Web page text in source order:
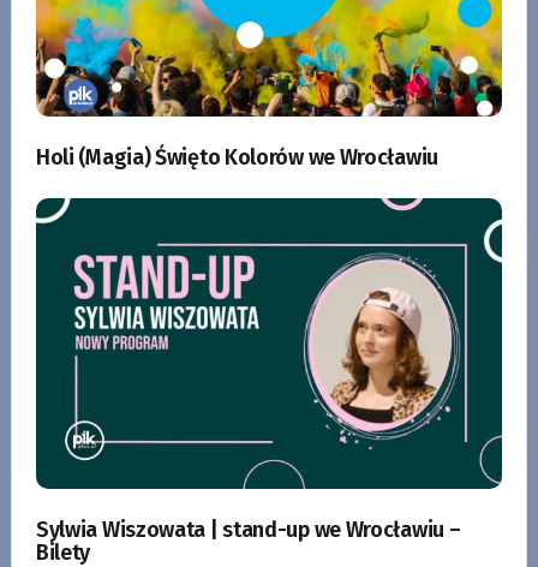
Holi (Magia) Święto Kolorów we Wrocławiu
Sylwia Wiszowata | stand-up we Wrocławiu –
Bilety